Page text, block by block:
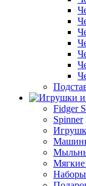
Fidger
Spinner
Наборы